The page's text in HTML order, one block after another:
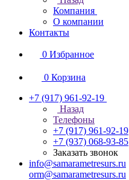
Компания
О компании
Контакты
0 Избранное
0 Корзина
+7 (917) 961-92-19
Назад
Телефоны
+7 (917) 961-92-19
+7 (937) 068-93-85
Заказать звонок
info@samarametresurs.ru
orm@samarametresurs.ru